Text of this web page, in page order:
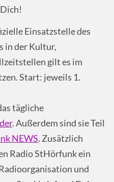
Einsatzstelle des
in der Kultur,
gilt es im
Start: jeweils 1.
tägliche
. Außerdem sind sie Teil
NEWS. Zusätzlich
Radio StHörfunk ein
und